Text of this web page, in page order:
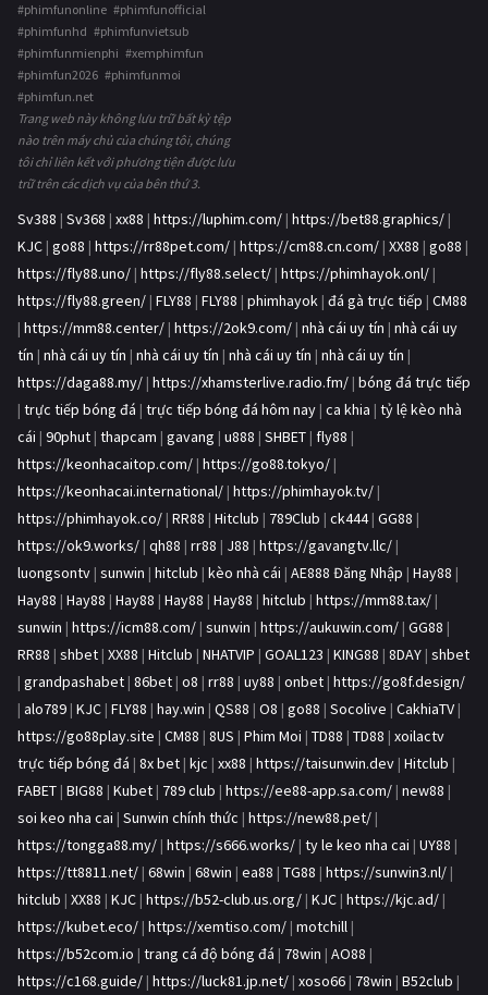
#phimfunonline #phimfunofficial
#phimfunhd #phimfunvietsub
#phimfunmienphi #xemphimfun
#phimfun2026 #phimfunmoi
#phimfun.net
Trang web này không lưu trữ bất kỳ tệp
nào trên máy chủ của chúng tôi, chúng
tôi chỉ liên kết với phương tiện được lưu
trữ trên các dịch vụ của bên thứ 3.
Sv388 | Sv368 | xx88 | https://luphim.com/ | https://bet88.graphics/ |
KJC | go88 | https://rr88pet.com/ | https://cm88.cn.com/ | XX88 | go88 |
https://fly88.uno/ | https://fly88.select/ | https://phimhayok.onl/ |
https://fly88.green/ | FLY88 | FLY88 | phimhayok | đá gà trực tiếp | CM88
| https://mm88.center/ | https://2ok9.com/ | nhà cái uy tín | nhà cái uy
tín | nhà cái uy tín | nhà cái uy tín | nhà cái uy tín | nhà cái uy tín |
https://daga88.my/ | https://xhamsterlive.radio.fm/ | bóng đá trực tiếp
| trực tiếp bóng đá | trực tiếp bóng đá hôm nay | ca khia | tỷ lệ kèo nhà
cái | 90phut | thapcam | gavang | u888 | SHBET | fly88 |
https://keonhacaitop.com/ | https://go88.tokyo/ |
https://keonhacai.international/ | https://phimhayok.tv/ |
https://phimhayok.co/ | RR88 | Hitclub | 789Club | ck444| GG88 |
https://ok9.works/ | qh88 | rr88 | J88 | https://gavangtv.llc/ |
luongsontv | sunwin | hitclub | kèo nhà cái | AE888 Đăng Nhập | Hay88 |
Hay88 | Hay88 | Hay88 | Hay88 | Hay88 | hitclub | https://mm88.tax/ |
sunwin | https://icm88.com/ | sunwin | https://aukuwin.com/ | GG88 |
RR88 | shbet | XX88 | Hitclub | NHATVIP | GOAL123 | KING88 | 8DAY | shbet
| grandpashabet | 86bet | o8 | rr88 | uy88 | onbet | https://go8f.design/
| alo789 | KJC | FLY88 | hay.win | QS88 | O8 | go88 | Socolive | CakhiaTV |
https://go88play.site | CM88 | 8US | Phim Moi | TD88 | TD88 | xoilactv
trực tiếp bóng đá | 8x bet | kjc | xx88 | https://taisunwin.dev | Hitclub |
FABET | BIG88 | Kubet | 789 club | https://ee88-app.sa.com/ | new88 |
soi keo nha cai | Sunwin chính thức | https://new88.pet/ |
https://tongga88.my/ | https://s666.works/ | ty le keo nha cai | UY88 |
https://tt8811.net/ | 68win | 68win | ea88 | TG88 | https://sunwin3.nl/ |
hitclub | XX88 | KJC | https://b52-club.us.org/ | KJC | https://kjc.ad/ |
https://kubet.eco/ | https://xemtiso.com/ | motchill |
https://b52com.io | trang cá độ bóng đá | 78win | AO88 |
https://c168.guide/ | https://luck81.jp.net/ | xoso66 | 78win | B52club |